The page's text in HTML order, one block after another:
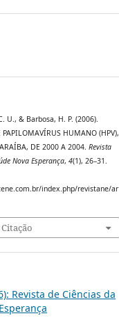
U., & Barbosa, H. P. (2006).
PAPILOMAVÍRUS HUMANO (HPV),
DE 2000 A 2004.Revista
Nova Esperança,4(1), 26–31.
index.php/revistane/ar
Revista de Ciências da